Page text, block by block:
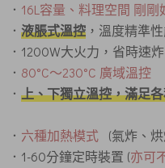
． 16L容量、料理空間 剛剛
． 液脹式溫控 ，溫度精準
．1200W大火力，省時速
． 80°C〜230°C 廣域溫控
． 上、下獨立溫控，滿足
． 六種加熱模式
(氣炸、
．1-60分鐘定時裝置 (亦可